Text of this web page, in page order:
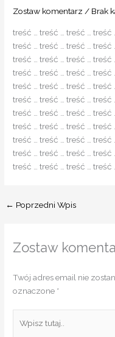
Zostaw komentarz / Brak
treść … treść … treść … treść
treść … treść … treść … treść
treść … treść … treść … treść
treść … treść … treść … treść
treść … treść … treść … treść
treść … treść … treść … treść
treść … treść … treść … treść
treść … treść … treść … treść
treść … treść … treść … treść
treść … treść … treść … treść
treść … treść … treść … treść
← Poprzedni Wpis
Zostaw
Twój adres email nie
oznaczone *
tutaj..